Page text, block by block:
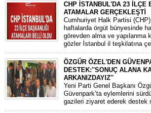
CHP İSTANBUL'DA 23 İLÇE
ATAMALAR GERÇEKLEŞTİ
​Cumhuriyet Halk Partisi
haftalarda örgüt bünyesinde
görevden alma ve yapılanma
gözler İstanbul il teşkilatına
ÖZGÜR ÖZEL'DEN
DESTEK:''SONUÇ ALANA
ARKANIZDAYIZ''
​Yeni Parti Genel Başkanı
Güvenpark’ta eylemlerini
gazileri ziyaret ederek destek